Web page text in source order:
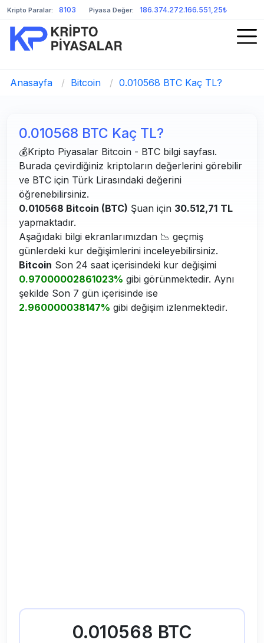
Kripto Paralar: 8103 Piyasa Değer: 186.374.272.166.551,25₺
Anasayfa / Bitcoin / 0.010568 BTC Kaç TL?
0.010568 BTC Kaç TL?
💰Kripto Piyasalar Bitcoin - BTC bilgi sayfası.
Burada çevirdiğiniz kriptoların değerlerini görebilir
ve BTC için Türk Lirasındaki değerini
öğrenebilirsiniz.
0.010568 Bitcoin (BTC) Şuan için 30.512,71 TL
yapmaktadır.
Aşağıdaki bilgi ekranlarımızdan 📉 geçmiş
günlerdeki kur değişimlerini inceleyebilirsiniz.
Bitcoin Son 24 saat içerisindeki kur değişimi
0.97000002861023% gibi görünmektedir. Aynı
şekilde Son 7 gün içerisinde ise
2.960000038147% gibi değişim izlenmektedir.
0.010568 BTC